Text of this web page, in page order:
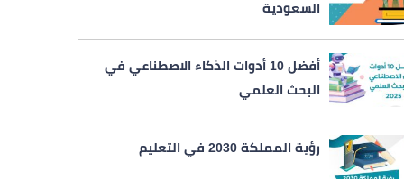
السعودية
أفضل 10 أدوات الذكاء الاصطناعي في
البحث العلمي
رؤية المملكة 2030 في التعليم